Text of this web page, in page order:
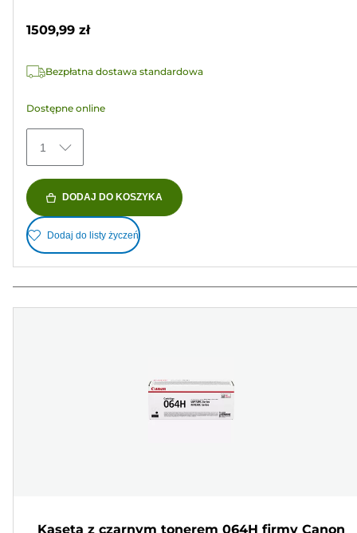
1509,99 zł
Bezpłatna dostawa standardowa
Dostępne online
1
DODAJ DO KOSZYKA
Dodaj do listy życzeń
Kaseta z czarnym tonerem 064H firmy Canon